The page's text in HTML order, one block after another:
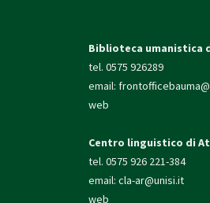
Biblioteca umanistica
tel. 0575 926289
email:
web
Centro linguistico di
tel. 0575 926 221-384
email: cla-ar@unisi.it
web